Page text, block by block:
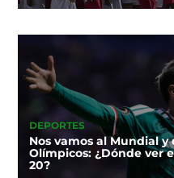
DEPORTES
Nos vamos al Mundial
Olímpicos: ¿Dónde ver
20?